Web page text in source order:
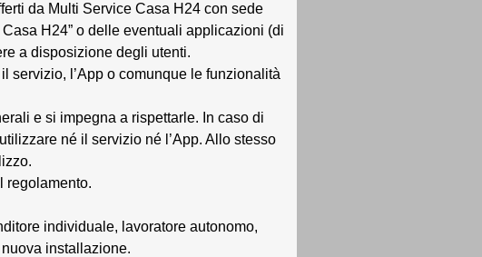
da Multi Service Casa H24 con sede
H24” o delle eventuali applicazioni (di
a disposizione degli utenti.
servizio, l’App o comunque le funzionalità
e si impegna a rispettarle. In caso di
né il servizio né l’App. Allo stesso
regolamento.
individuale, lavoratore autonomo,
installazione.